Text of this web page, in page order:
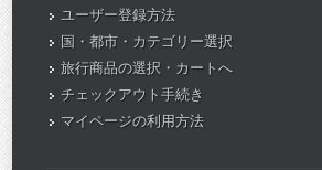
ユーザー登録方法
国・都市・カテゴリー選択
旅行商品の選択・カートへ
チェックアウト手続き
マイページの利用方法